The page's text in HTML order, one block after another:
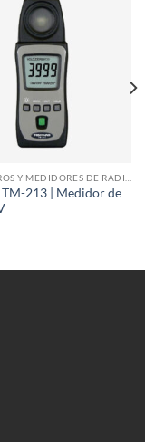
TM-213 | Medidor de